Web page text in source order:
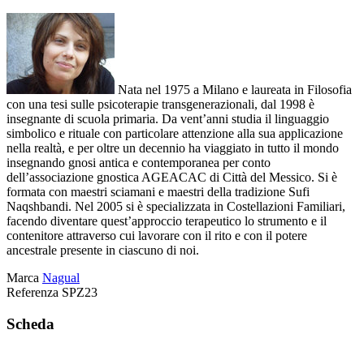
Nata nel 1975 a Milano e laureata in Filosofia
con una tesi sulle psicoterapie transgenerazionali, dal 1998 è
insegnante di scuola primaria. Da vent’anni studia il linguaggio
simbolico e rituale con particolare attenzione alla sua applicazione
nella realtà, e per oltre un decennio ha viaggiato in tutto il mondo
insegnando gnosi antica e contemporanea per conto
dell’associazione gnostica AGEACAC di Città del Messico. Si è
formata con maestri sciamani e maestri della tradizione Sufi
Naqshbandi. Nel 2005 si è specializzata in Costellazioni Familiari,
facendo diventare quest’approccio terapeutico lo strumento e il
contenitore attraverso cui lavorare con il rito e con il potere
ancestrale presente in ciascuno di noi.
Marca Nagual
Referenza SPZ23
Scheda